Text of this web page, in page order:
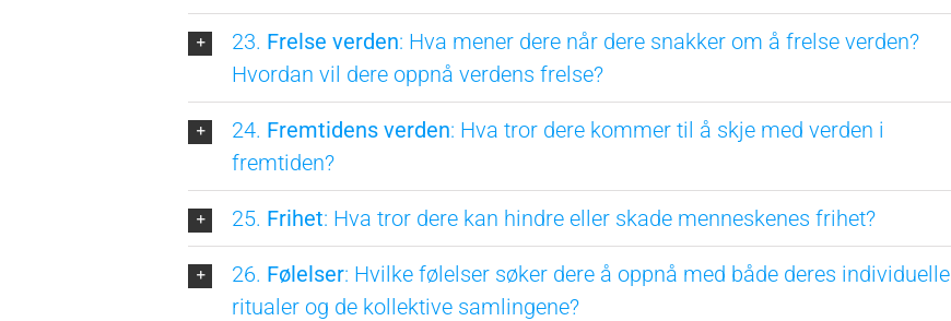
23. Frelse verden: Hva mener dere når dere snakker om å frelse verden?
Hvordan vil dere oppnå verdens frelse?
24. Fremtidens verden: Hva tror dere kommer til å skje med verden i
fremtiden?
25. Frihet: Hva tror dere kan hindre eller skade menneskenes frihet?
26. Følelser: Hvilke følelser søker dere å oppnå med både deres individuelle
ritualer og de kollektive samlingene?